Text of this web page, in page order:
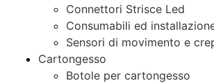
Connettori Strisce Led
Consumabili ed
Sensori di movimento e
Cartongesso
Botole per cartongesso